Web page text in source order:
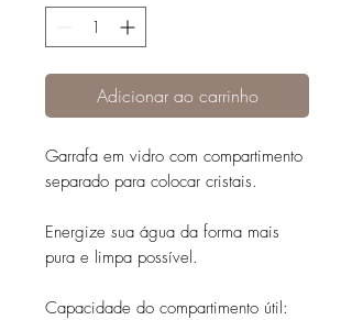
Adicionar ao carrinho
Garrafa em vidro com compartimento
separado para colocar cristais.
Energize sua água da forma mais
pura e limpa possível.
Capacidade do compartimento útil: